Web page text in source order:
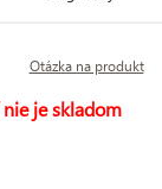
Otázka na produkt
je skladom